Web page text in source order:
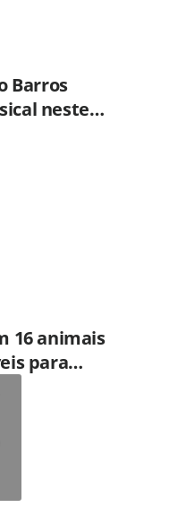
Barros
neste
16 animais
para